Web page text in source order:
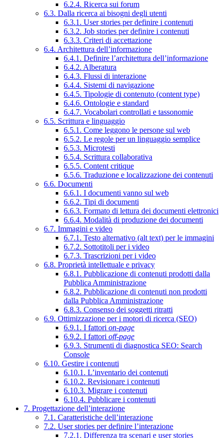
6.2.4. Ricerca sui forum
6.3. Dalla ricerca ai bisogni degli utenti
6.3.1. User stories per definire i contenuti
6.3.2. Job stories per definire i contenuti
6.3.3. Criteri di accettazione
6.4. Architettura dell’informazione
6.4.1. Definire l’architettura dell’informazione
6.4.2. Alberatura
6.4.3. Flussi di interazione
6.4.4. Sistemi di navigazione
6.4.5. Tipologie di contenuto (content type)
6.4.6. Ontologie e standard
6.4.7. Vocabolari controllati e tassonomie
6.5. Scrittura e linguaggio
6.5.1. Come leggono le persone sul web
6.5.2. Le regole per un linguaggio semplice
6.5.3. Microtesti
6.5.4. Scrittura collaborativa
6.5.5. Content critique
6.5.6. Traduzione e localizzazione dei contenuti
6.6. Documenti
6.6.1. I documenti vanno sul web
6.6.2. Tipi di documenti
6.6.3. Formato di lettura dei documenti elettronici
6.6.4. Modalità di produzione dei documenti
6.7. Immagini e video
6.7.1. Testo alternativo (alt text) per le immagini
6.7.2. Sottotitoli per i video
6.7.3. Trascrizioni per i video
6.8. Proprietà intellettuale e privacy
6.8.1. Pubblicazione di contenuti prodotti dalla
Pubblica Amministrazione
6.8.2. Pubblicazione di contenuti non prodotti
dalla Pubblica Amministrazione
6.8.3. Consenso dei soggetti ritratti
6.9. Ottimizzazione per i motori di ricerca (SEO)
6.9.1. I fattori on-page
6.9.2. I fattori off-page
6.9.3. Strumenti di diagnostica SEO: Search
Console
6.10. Gestire i contenuti
6.10.1. L’inventario dei contenuti
6.10.2. Revisionare i contenuti
6.10.3. Migrare i contenuti
6.10.4. Pubblicare i contenuti
7. Progettazione dell’interazione
7.1. Caratteristiche dell’interazione
7.2. User stories per definire l’interazione
7.2.1. Differenza tra scenari e user stories